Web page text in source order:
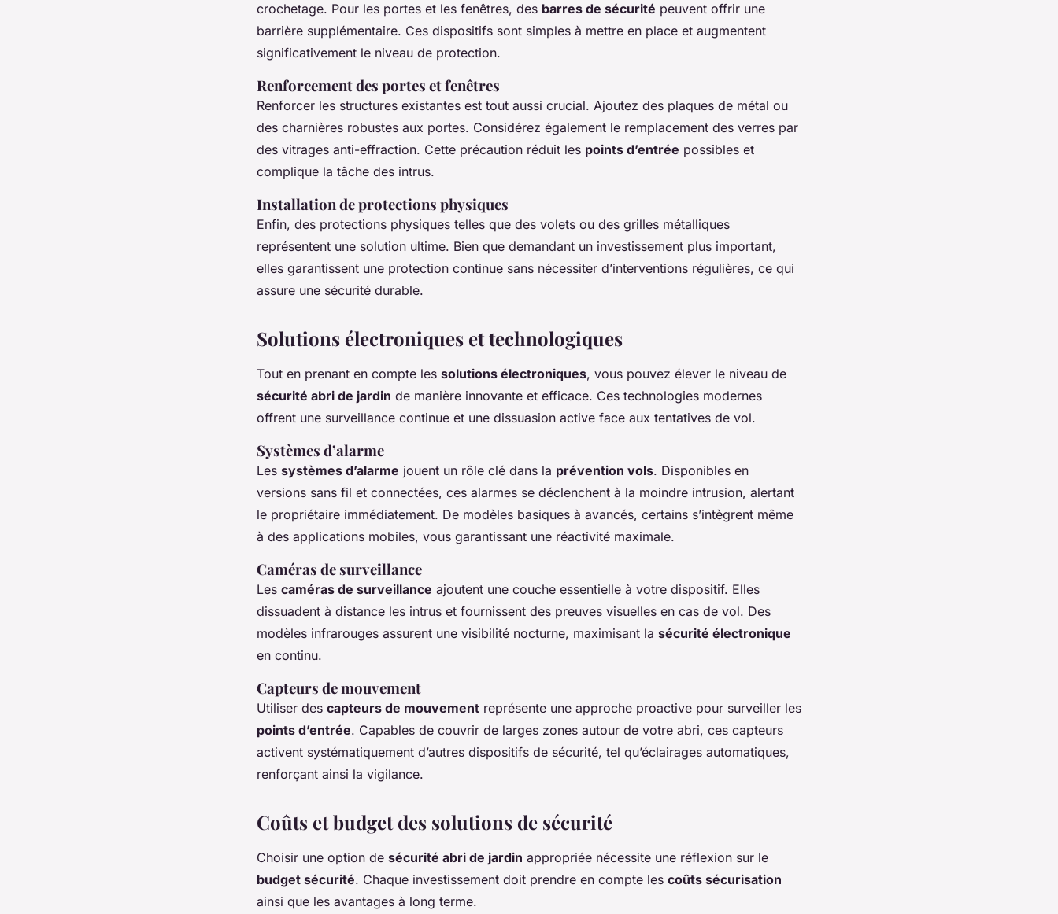
crochetage. Pour les portes et les fenêtres, des barres de sécurité peuvent offrir une
barrière supplémentaire. Ces dispositifs sont simples à mettre en place et augmentent
significativement le niveau de protection.
Renforcement des portes et fenêtres
Renforcer les structures existantes est tout aussi crucial. Ajoutez des plaques de métal ou
des charnières robustes aux portes. Considérez également le remplacement des verres par
des vitrages anti-effraction. Cette précaution réduit les points d’entrée possibles et
complique la tâche des intrus.
Installation de protections physiques
Enfin, des protections physiques telles que des volets ou des grilles métalliques
représentent une solution ultime. Bien que demandant un investissement plus important,
elles garantissent une protection continue sans nécessiter d’interventions régulières, ce qui
assure une sécurité durable.
Solutions électroniques et technologiques
Tout en prenant en compte les solutions électroniques, vous pouvez élever le niveau de
sécurité abri de jardin de manière innovante et efficace. Ces technologies modernes
offrent une surveillance continue et une dissuasion active face aux tentatives de vol.
Systèmes d’alarme
Les systèmes d’alarme jouent un rôle clé dans la prévention vols. Disponibles en
versions sans fil et connectées, ces alarmes se déclenchent à la moindre intrusion, alertant
le propriétaire immédiatement. De modèles basiques à avancés, certains s’intègrent même
à des applications mobiles, vous garantissant une réactivité maximale.
Caméras de surveillance
Les caméras de surveillance ajoutent une couche essentielle à votre dispositif. Elles
dissuadent à distance les intrus et fournissent des preuves visuelles en cas de vol. Des
modèles infrarouges assurent une visibilité nocturne, maximisant la sécurité électronique
en continu.
Capteurs de mouvement
Utiliser des capteurs de mouvement représente une approche proactive pour surveiller les
points d’entrée. Capables de couvrir de larges zones autour de votre abri, ces capteurs
activent systématiquement d’autres dispositifs de sécurité, tel qu’éclairages automatiques,
renforçant ainsi la vigilance.
Coûts et budget des solutions de sécurité
Choisir une option de sécurité abri de jardin appropriée nécessite une réflexion sur le
budget sécurité. Chaque investissement doit prendre en compte les coûts sécurisation
ainsi que les avantages à long terme.